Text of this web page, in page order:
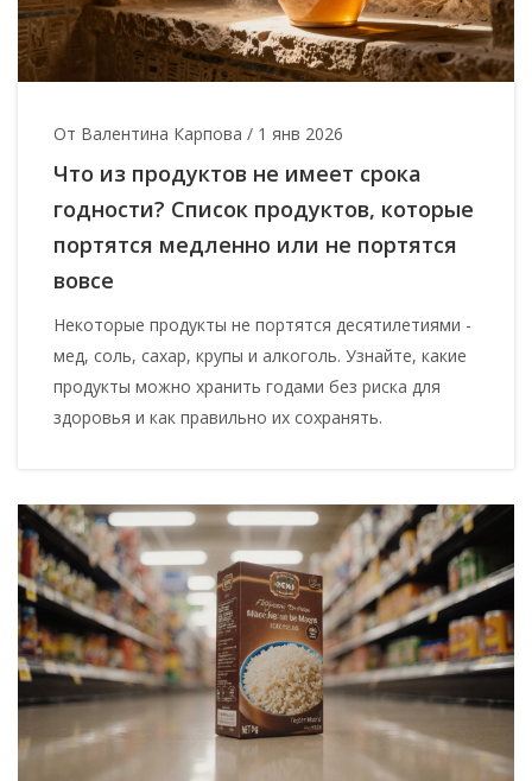
От Валентина Карпова / 1 янв 2026
Что из продуктов не имеет срока
годности? Список продуктов, которые
портятся медленно или не портятся
вовсе
Некоторые продукты не портятся десятилетиями -
мед, соль, сахар, крупы и алкоголь. Узнайте, какие
продукты можно хранить годами без риска для
здоровья и как правильно их сохранять.